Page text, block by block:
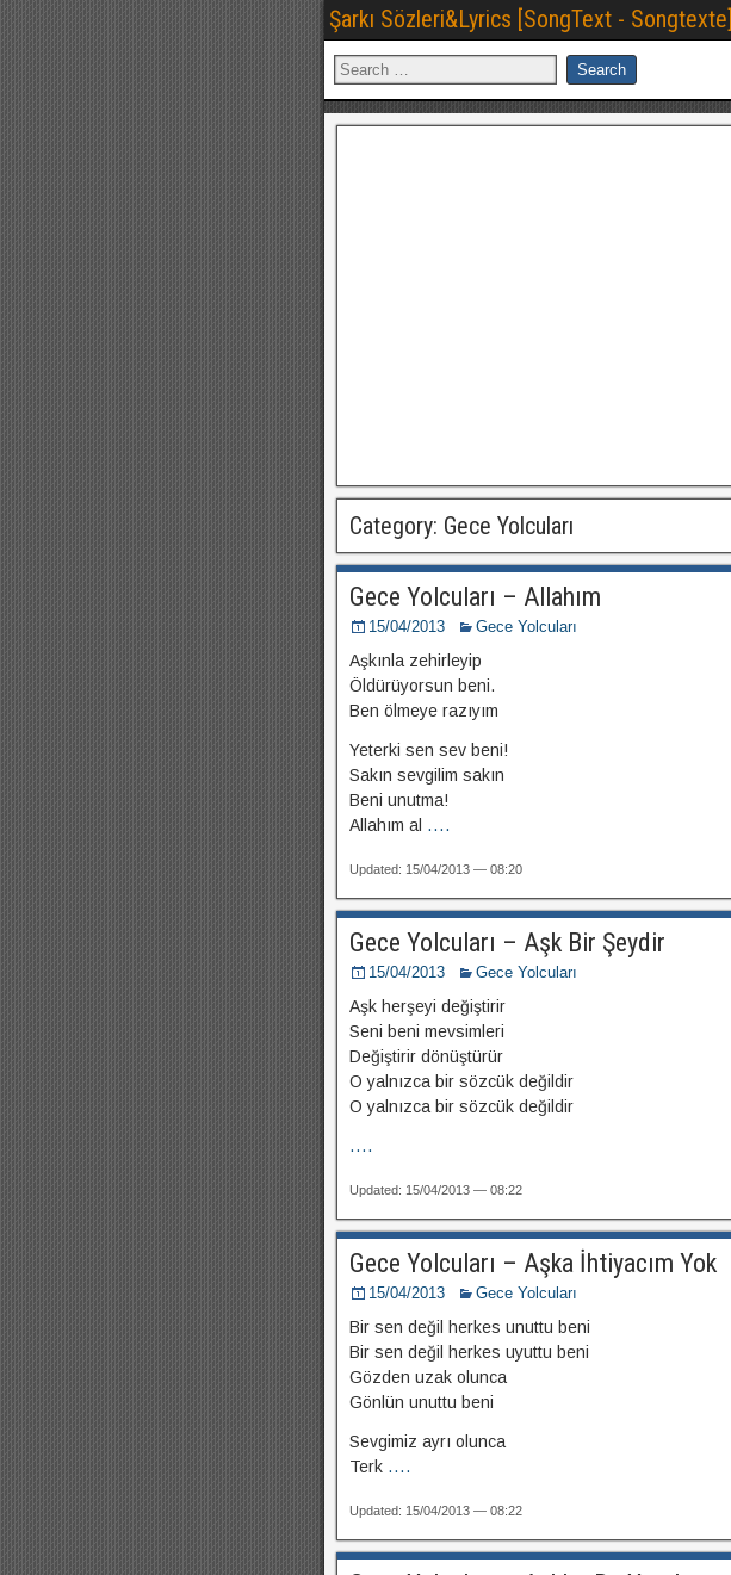
Şarkı Sözleri&Lyrics [SongText - Songtexte]
Category: Gece Yolcuları
Gece Yolcuları – Allahım
15/04/2013 Gece Yolcuları
Aşkınla zehirleyip
Öldürüyorsun beni.
Ben ölmeye razıyım
Yeterki sen sev beni!
Sakın sevgilim sakın
Beni unutma!
Allahım al ....
Updated: 15/04/2013 — 08:20
Gece Yolcuları – Aşk Bir Şeydir
15/04/2013 Gece Yolcuları
Aşk herşeyi değiştirir
Seni beni mevsimleri
Değiştirir dönüştürür
O yalnızca bir sözcük değildir
O yalnızca bir sözcük değildir
....
Updated: 15/04/2013 — 08:22
Gece Yolcuları – Aşka İhtiyacım Yok
15/04/2013 Gece Yolcuları
Bir sen değil herkes unuttu beni
Bir sen değil herkes uyuttu beni
Gözden uzak olunca
Gönlün unuttu beni
Sevgimiz ayrı olunca
Terk ....
Updated: 15/04/2013 — 08:22